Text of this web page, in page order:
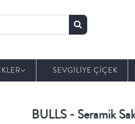
SEVGİLİYE ÇİÇEK
BULLS - Seramik